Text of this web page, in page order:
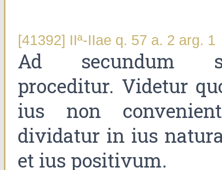
[41392] IIª-IIae q. 57 a. 2 arg. 1
Ad secundum
proceditur. Videtur
ius non
dividatur in ius
et ius positivum.